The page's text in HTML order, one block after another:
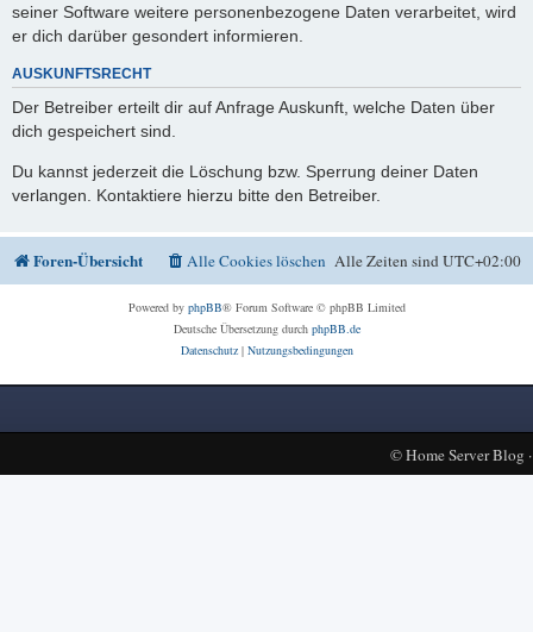
seiner Software weitere personenbezogene Daten verarbeitet, wird
er dich darüber gesondert informieren.
AUSKUNFTSRECHT
Der Betreiber erteilt dir auf Anfrage Auskunft, welche Daten über
dich gespeichert sind.
Du kannst jederzeit die Löschung bzw. Sperrung deiner Daten
verlangen. Kontaktiere hierzu bitte den Betreiber.
Foren-Übersicht Alle Zeiten sindUTC+02:00
Alle Cookies löschen
Powered by phpBB® Forum Software © phpBB Limited
Deutsche Übersetzung durch phpBB.de
Datenschutz| Nutzungsbedingungen
©Home Server Blog